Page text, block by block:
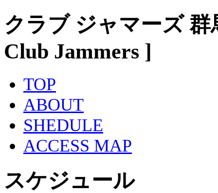
クラブ ジャマーズ
Club Jammers ]
TOP
ABOUT
SHEDULE
ACCESS MAP
スケジュール